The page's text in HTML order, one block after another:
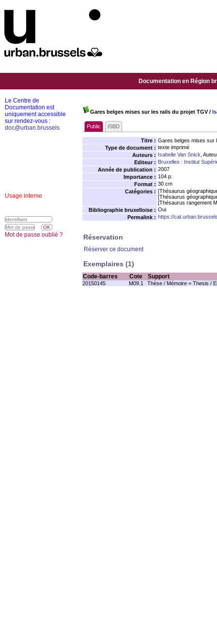
Documentation en Région
Gares belges mises sur les rails du projet TGV/
Public ISBD
Titre : Gares belges mises sur
Type de document : texte imprimé
Auteurs : Isabelle Van Snick ,
Editeur : Bruxelles : Institut
Année de publication : 2007
Importance : 104 p.
Format : 30 cm
Catégories : [Thésaurus
[Thésaurus
[Thésaurus rangement
Bibliographie bruxelloise : Oui
Permalink : https://
Réservation
Réserver ce document
Exemplaires (1)
Code-barres Cote Support
20150145 M09.1 Thèse / Mémoire = Thesis /
Le Centre de
Documentation est
uniquement accessible
sur rendez-vous :
doc@urban.brussels
Usage interne
Mot de passe oublié ?